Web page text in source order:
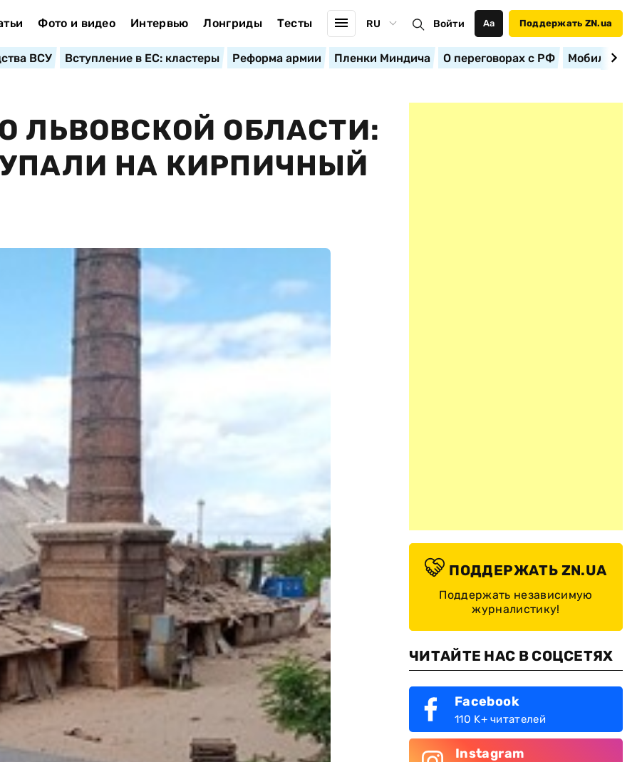
Фото и видео Интервью Лонгриды Тесты RU Войти Аа Поддержать ZN.ua
ВСУ Вступление в ЕС: кластеры Реформа армии Пленки Миндича О переговорах с РФ
ЛЬВОВСКОЙ ОБЛАСТИ:
НА КИРПИЧНЫЙ
ПОДДЕРЖАТЬ ZN.UA
Поддержать независимую
журналистику!
ЧИТАЙТЕ НАС В СОЦСЕТЯХ
Facebook
110 K+ читателей
Instagram